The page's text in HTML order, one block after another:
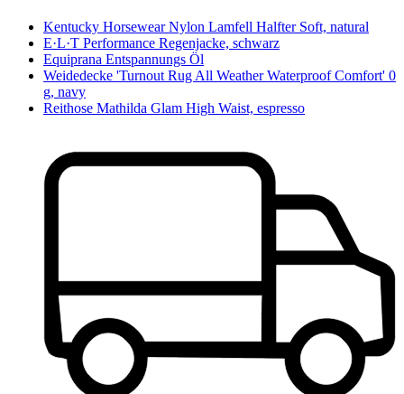
Kentucky Horsewear Nylon Lamfell Halfter Soft, natural
E·L·T Performance Regenjacke, schwarz
Equiprana Entspannungs Öl
Weidedecke 'Turnout Rug All Weather Waterproof Comfort' 0
g, navy
Reithose Mathilda Glam High Waist, espresso